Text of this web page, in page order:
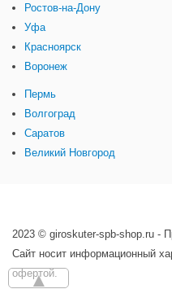
Ростов-на-Дону
Уфа
Красноярск
Воронеж
Пермь
Волгоград
Саратов
Великий Новгород
2023 © giroskuter-spb-shop.ru -
Сайт носит информационный
офертой.
▲